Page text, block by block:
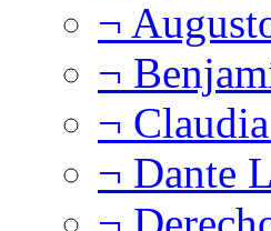
¬
¬
¬
¬ Dante